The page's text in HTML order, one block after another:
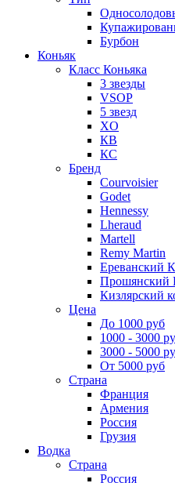
Бурбон
Коньяк
Класс Коньяка
3 звезды
VSOP
5 звезд
XO
КВ
КС
Бренд
Courvoisier
Godet
Hennessy
Lheraud
Martell
Remy Martin
Ереванский
Прошянский
Кизлярский
Цена
До 1000 руб
1000 - 3000
3000 - 5000
От 5000 руб
Страна
Франция
Армения
Россия
Грузия
Водка
Страна
Россия